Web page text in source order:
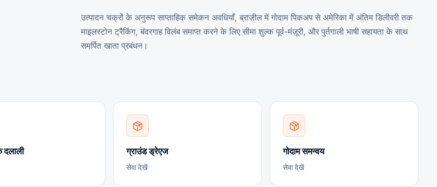
उत्पादन चक्रों के अनुरूप साप्ताहिक समेकन अवधियाँ, ब्राज़ील में गोदाम पिकअप से अमेरिका में अंतिम डिलीवरी तक
माइलस्टोन ट्रैकिंग, बंदरगाह विलंब समाप्त करने के लिए सीमा शुल्क पूर्व-मंज़ूरी, और पुर्तगाली भाषी सहायता के साथ
समर्पित खाता प्रबंधन।
दलाली ग्राउंड ड्रेएज
सेवा देखें
गोदाम समन्वय
सेवा देखें